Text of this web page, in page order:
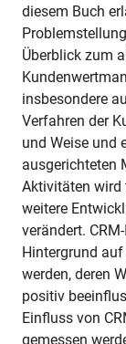
diesem Buch
Überblick zum
insbesondere
Verfahren der
und Weise und
ausgerichteten
Aktivitäten wird
weitere
verändert.
Hintergrund
werden, deren
positiv
Einfluss von
gemessen